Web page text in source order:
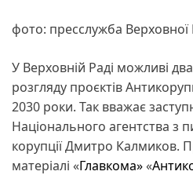
фото: пресслужба Верховної
У Верховній Раді можливі
розгляду проєктів
2030 роки. Так вважає
Національного агентства з
корупції Дмитро Калмиков.
матеріалі «Главкома»«